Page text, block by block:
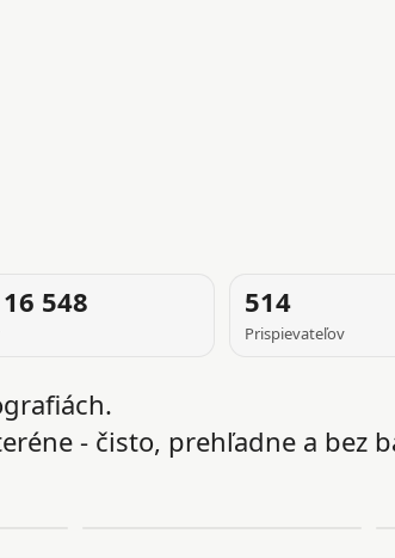
548 514
Prispievateľov
- čisto, prehľadne a bez